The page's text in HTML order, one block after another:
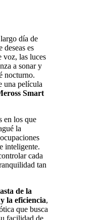
día de
deseas es
voz, las luces
a sonar y
nocturno.
una película
Smart
en los que
la
inteligente.
cada
tan
de la
la eficiencia,
que busca
facilidad de